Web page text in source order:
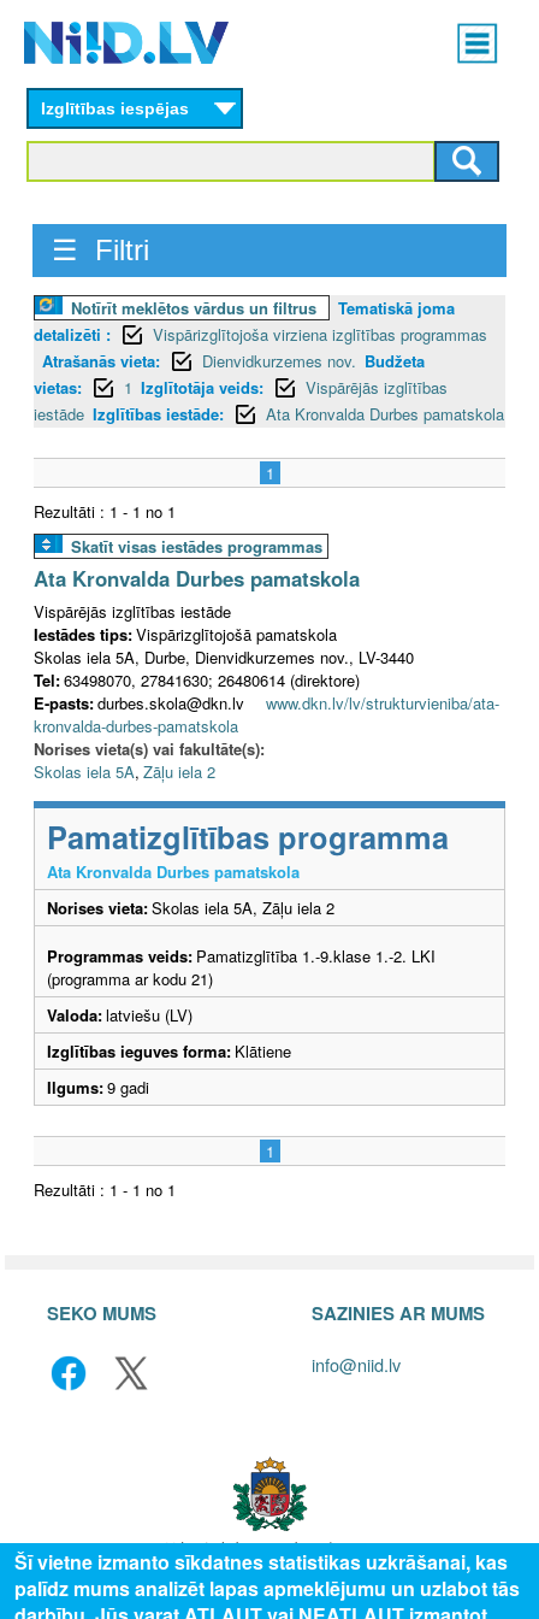
content
Main
menu
Izglītības iespējas
☰ Filtri
Notīrīt meklētos vārdus un filtrus
Tematiskā joma
detalizēti :
Vispārizglītojoša virziena izglītības programmas
Atrašanās vieta:
Dienvidkurzemes nov. Budžeta
vietas:
1 Izglītotāja veids:
Vispārējās izglītības
iestāde Izglītības iestāde: Ata Kronvalda Durbes pamatskola
1
Rezultāti : 1 - 1 no 1
Skatīt visas iestādes programmas
Ata Kronvalda Durbes pamatskola
Vispārējās izglītības iestāde
Iestādes tips:Vispārizglītojošā pamatskola
Skolas iela 5A, Durbe, Dienvidkurzemes nov., LV-3440
Tel:63498070, 27841630; 26480614 (direktore)
E-pasts:durbes.skola@dkn.lv www.dkn.lv/lv/strukturvieniba/ata-
kronvalda-durbes-pamatskola
Norises vieta(s) vai fakultāte(s):
Skolas iela 5A, Zāļu iela 2
Pamatizglītības programma
Ata Kronvalda Durbes pamatskola
Norises vieta:Skolas iela 5A, Zāļu iela 2
Programmas veids: Pamatizglītība 1.-9.klase 1.-2. LKI
(programma ar kodu 21)
Valoda:latviešu (LV)
Izglītības ieguves forma: Klātiene
Ilgums:9 gadi
1
Rezultāti : 1 - 1 no 1
SEKO MUMS SAZINIES AR MUMS
info@niid.lv
© 2025 Valsts izglītības attīstības aģentūra, publicētā satura visas tiesības
Šī vietne izmanto sīkdatnes statistikas uzkrāšanai, kas
palīdz mums analizēt lapas apmeklējumu un uzlabot tās